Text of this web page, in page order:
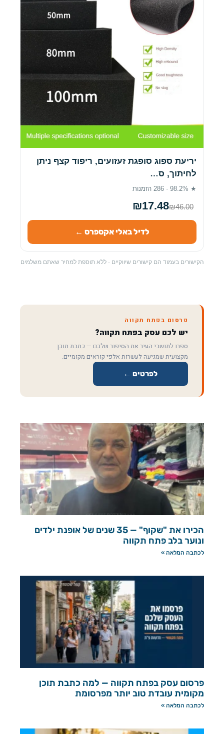
יריעת ספוג סופגת זעזועים, ריפוד קצף ניתן
לחיתוך, ס…
★ 98.2% · 286 הזמנות
₪17.48₪46.00
לדיל באלי אקספרס ←
הקישורים בעמוד הם קישורים שיווקיים · ללא תוספת למחיר שאתם משלמים
פרסום בפתח תקווה
יש לכם עסק בפתח תקווה?
ספרו לתושבי העיר את הסיפור שלכם — כתבת תוכן
מקצועית שמגיעה לעשרות אלפי קוראים מקומיים.
לפרטים ←
הכירו את "שקוף" — 35 שנים של אופנת ילדים
ונוער בלב פתח תקווה
לכתבה המלאה »
פרסום עסק בפתח תקווה — למה כתבת תוכן
מקומית עובדת טוב יותר מפרסומת
לכתבה המלאה »